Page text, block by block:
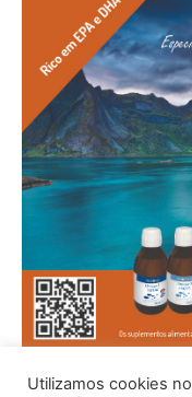
Utilizamos cookies